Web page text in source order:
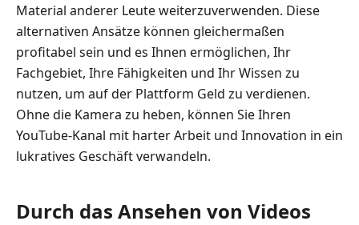
Material anderer Leute weiterzuverwenden. Diese
alternativen Ansätze können gleichermaßen
profitabel sein und es Ihnen ermöglichen, Ihr
Fachgebiet, Ihre Fähigkeiten und Ihr Wissen zu
nutzen, um auf der Plattform Geld zu verdienen.
Ohne die Kamera zu heben, können Sie Ihren
YouTube-Kanal mit harter Arbeit und Innovation in ein
lukratives Geschäft verwandeln.
Durch das Ansehen von Videos